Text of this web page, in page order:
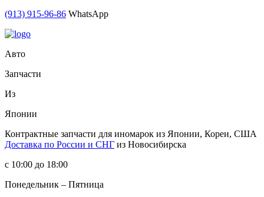
(913) 915-96-86 WhatsApp
Авто
Запчасти
Из
Японии
Контрактные запчасти для иномарок из Японии, Кореи, США
Доставка по России и СНГ из Новосибирска
с 10:00 до 18:00
Понедельник – Пятница